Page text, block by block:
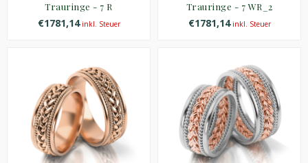
Trauringe - 7 R
€1781,14inkl. Steuer
Trauringe - 7 WR_2
€1781,14inkl. Steuer